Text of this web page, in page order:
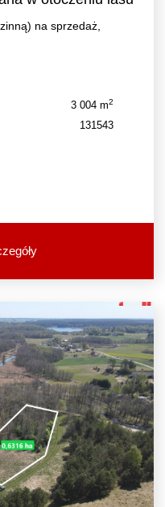
na sprzedaż,
3 004 m2
131543